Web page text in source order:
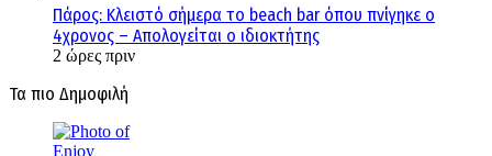
Πάρος: Κλειστό σήμερα το beach bar όπου πνίγηκε ο
4χρονος – Απολογείται ο ιδιοκτήτης
2 ώρες πριν
Τα πιο Δημοφιλή